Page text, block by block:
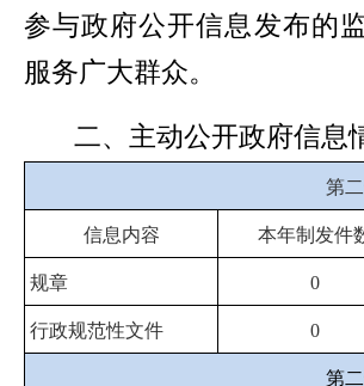
参与政府公开信息发布的
服务广大群众。
二、主动公开政府信息
第
信息内容 本年制发件
规章 0
行政规范性文件 0
第